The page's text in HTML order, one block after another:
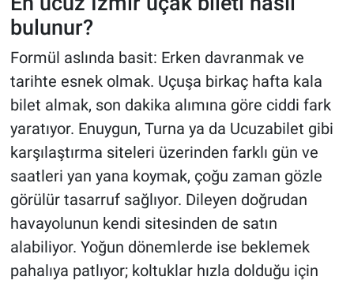
bulunur?
Formül aslında basit: Erken davranmak ve
tarihte esnek olmak. Uçuşa birkaç hafta kala
bilet almak, son dakika alımına göre ciddi fark
yaratıyor. Enuygun, Turna ya da Ucuzabilet gibi
karşılaştırma siteleri üzerinden farklı gün ve
saatleri yan yana koymak, çoğu zaman gözle
görülür tasarruf sağlıyor. Dileyen doğrudan
havayolunun kendi sitesinden de satın
alabiliyor. Yoğun dönemlerde ise beklemek
pahalıya patlıyor; koltuklar hızla dolduğu için